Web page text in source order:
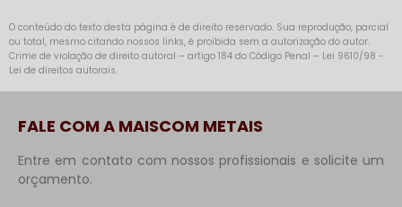
O conteúdo do texto desta página é de direito reservado. Sua reprodução, parcial
ou total, mesmo citando nossos links, é proibida sem a autorização do autor.
Crime de violação de direito autoral – artigo 184 do Código Penal – Lei 9610/98 -
Lei de direitos autorais.
FALE COM A MAISCOM METAIS
Entre em contato com nossos profissionais e solicite um
orçamento.